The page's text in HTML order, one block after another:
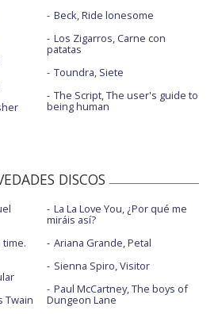
Beck, Ride lonesome
Los Zigarros, Carne con
patatas
Toundra, Siete
The Script, The user's guide to
being human
DISCOS
time.
Twain
La La Love You, ¿Por qué me
miráis así?
Ariana Grande, Petal
Sienna Spiro, Visitor
Paul McCartney, The boys of
Dungeon Lane